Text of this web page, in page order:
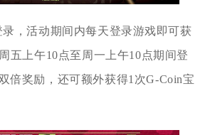
，活动期间内每天登录游戏即可获
五上午10点至周一上午10点期间登
倍奖励，还可额外获得1次G-Coin宝